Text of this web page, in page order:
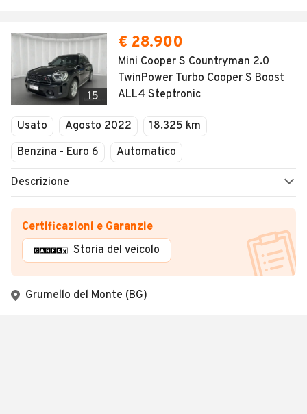
15
€ 28.900
Mini Cooper S Countryman 2.0
TwinPower Turbo Cooper S Boost
ALL4 Steptronic
Usato Agosto 2022
18.325 km
Benzina - Euro 6
Automatico
Descrizione
Certificazioni e Garanzie
Storia del veicolo
Grumello del Monte (BG)